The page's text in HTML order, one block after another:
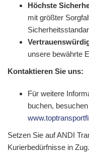
Höchste
mit größter
unsere bewährte
Kontaktieren Sie uns:
Für weitere
buchen,
Setzen Sie auf ANDI
Kurierbedürfnisse in